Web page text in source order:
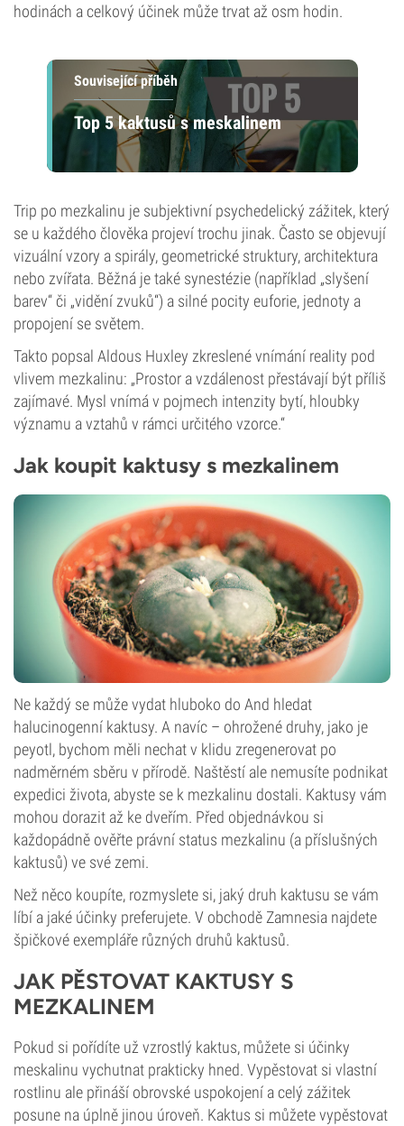
hodinách a celkový účinek může trvat až osm hodin.
Související příběh
Top 5 kaktusů s meskalinem
Trip po mezkalinu je subjektivní psychedelický zážitek, který
se u každého člověka projeví trochu jinak. Často se objevují
vizuální vzory a spirály, geometrické struktury, architektura
nebo zvířata. Běžná je také synestézie (například „slyšení
barev“ či „vidění zvuků“) a silné pocity euforie, jednoty a
propojení se světem.
Takto popsal Aldous Huxley zkreslené vnímání reality pod
vlivem mezkalinu: „Prostor a vzdálenost přestávají být příliš
zajímavé. Mysl vnímá v pojmech intenzity bytí, hloubky
významu a vztahů v rámci určitého vzorce.“
Jak koupit kaktusy s mezkalinem
Ne každý se může vydat hluboko do And hledat
halucinogenní kaktusy. A navíc – ohrožené druhy, jako je
peyotl, bychom měli nechat v klidu zregenerovat po
nadměrném sběru v přírodě. Naštěstí ale nemusíte podnikat
expedici života, abyste se k mezkalinu dostali. Kaktusy vám
mohou dorazit až ke dveřím. Před objednávkou si
každopádně ověřte právní status mezkalinu (a příslušných
kaktusů) ve své zemi.
Než něco koupíte, rozmyslete si, jaký druh kaktusu se vám
líbí a jaké účinky preferujete. V obchodě Zamnesia najdete
špičkové exempláře různých druhů kaktusů.
JAK PĚSTOVAT KAKTUSY S
MEZKALINEM
Pokud si pořídíte už vzrostlý kaktus, můžete si účinky
meskalinu vychutnat prakticky hned. Vypěstovat si vlastní
rostlinu ale přináší obrovské uspokojení a celý zážitek
posune na úplně jinou úroveň. Kaktus si můžete vypěstovat